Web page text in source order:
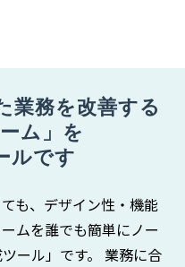
業務を改善する
ム」を
ルです
も、デザイン性・機能
ムを誰でも簡単にノー
ール」です。 業務に合